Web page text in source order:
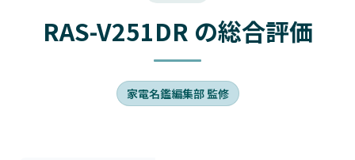
RAS-V251DR の総合評価
家電名鑑編集部 監修